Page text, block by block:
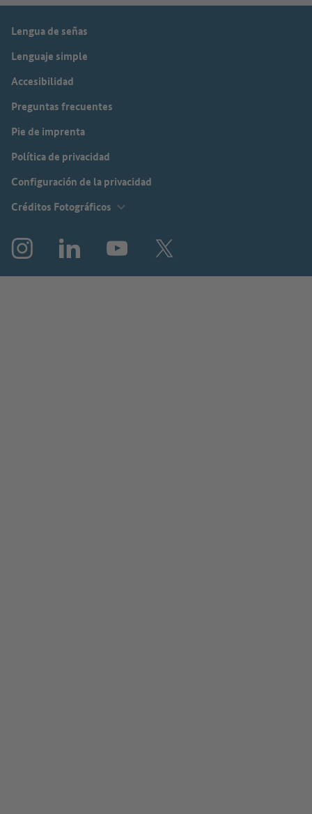
Lengua de señas
Lenguaje simple
Accesibilidad
Preguntas frecuentes
Pie de imprenta
Política de privacidad
Configuración de la privacidad
Créditos Fotográficos
Instagram LinkedIn YouTube